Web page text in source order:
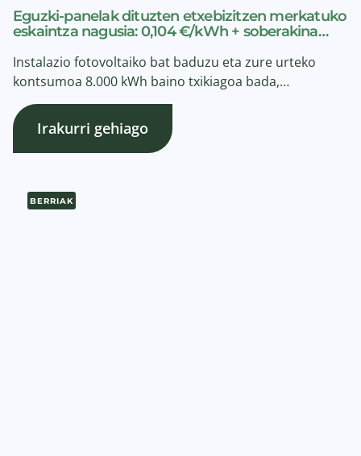
Eguzki-panelak dituzten etxebizitzen merkatuko
eskaintza nagusia: 0,104 €/kWh + soberakina…
Instalazio fotovoltaiko bat baduzu eta zure urteko
kontsumoa 8.000 kWh baino txikiagoa bada,…
Irakurri gehiago
BERRIAK